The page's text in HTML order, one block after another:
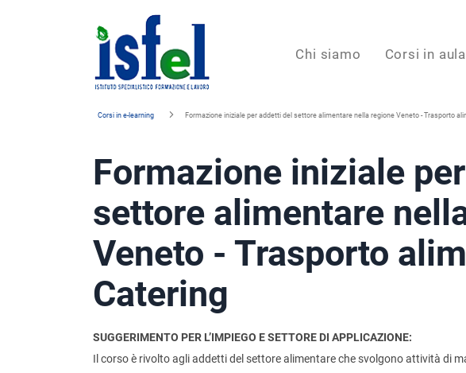
Istituto
formazione
e
lavoro
Chi siamo Corsi in aula
Corsi in e-learning Formazione iniziale per addetti del settore alimentare nella regione Veneto - Trasporto
Formazione iniziale
settore alimentare
Veneto - Trasporto
Catering
SUGGERIMENTO PER L’IMPIEGO E SETTORE DI APPLICAZIONE:
Il corso è rivolto agli addetti del settore alimentare che svolgono attività di